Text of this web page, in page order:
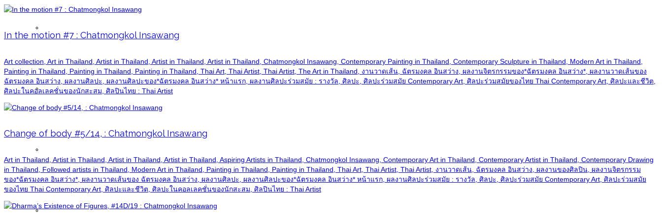
Articles
Buddha Images
In the motion #7 : Chatmongkol Insawang
Art collection, Art in Thailand, Artist in Thailand, Artist in Thailand, Artist in Thailand, Chatmongkol Insawang, Contemporary Painting in Thailand, Contemporary Sculpture in Thailand, Modern Art in Thailand,
Painting in Thailand, Painting in Thailand, Painting in Thailand, Thai Art, Thai Artist, Thai Artist, The Art in Thailand, งานวาดเส้น, ฉัตรมงคล อินสว่าง, ผลงานจิตรกรรมของ*ฉัตรมงคล อินสว่าง*, ผลงานวาดเส้นของ
ฉัตรมงคล อินสว่าง, ผลงานศิลปะ, ผลงานศิลปะของ*ฉัตรมงคล อินสว่าง* หน้าแรก, ผลงานศิลปะร่วมสมัย : รางวัล, ศิลปะ, ศิลปะร่วมสมัย Contemporary Art, ศิลปะร่วมสมัยของไทย Thai Contemporary Art, ศิลปะและชีวิต,
ศิลปะในคอลเลคชั่นของนักสะสม, ศิลปินไทย : Thai Artist
Change of body #5/14, : Chatmongkol Insawang
Art in Thailand, Artist in Thailand, Artist in Thailand, Artist in Thailand, Aspiring Artists in Thailand, Chatmongkol Insawang, Contemporary Art in Thailand, Contemporary Artist in Thailand, Contemporary Drawing
in Thailand, Followed artists in Thailand, Modern Art in Thailand, Painting in Thailand, Painting in Thailand, Thai Art, Thai Artist, Thai Artist, งานวาดเส้น, ฉัตรมงคล อินสว่าง, ผลงานของศิลปิน, ผลงานจิตรกรรม
ของ*ฉัตรมงคล อินสว่าง*, ผลงานวาดเส้นของ ฉัตรมงคล อินสว่าง, ผลงานศิลปะ, ผลงานศิลปะของ*ฉัตรมงคล อินสว่าง* หน้าแรก, ผลงานศิลปะร่วมสมัย : รางวัล, ศิลปะ, ศิลปะร่วมสมัย Contemporary Art, ศิลปะร่วมสมัย
ของไทย Thai Contemporary Art, ศิลปะและชีวิต, ศิลปะในคอลเลคชั่นของนักสะสม, ศิลปินไทย : Thai Artist